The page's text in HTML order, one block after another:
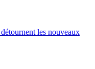
les nouveaux